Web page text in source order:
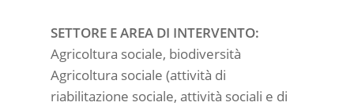
SETTORE E AREA DI INTERVENTO:
Agricoltura sociale, biodiversità
Agricoltura sociale (attività di
riabilitazione sociale, attività sociali e di